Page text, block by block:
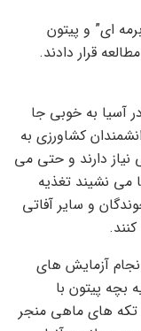
ای” و پیتون
قرار دادند.
آسیا به خوبی جا
کشاورزی به
دارند و حتی می
می نشیند تغذیه
و سایر آفاتی
آزمایش های
بچه پیتون با
های ماهی منجر